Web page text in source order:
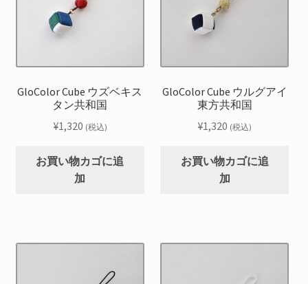
GloColor Cube ウズベキス
タン共和国
¥1,320 (税込)
お買い物カゴに追
加
GloColor Cube ウルグアイ
東方共和国
¥1,320 (税込)
お買い物カゴに追
加